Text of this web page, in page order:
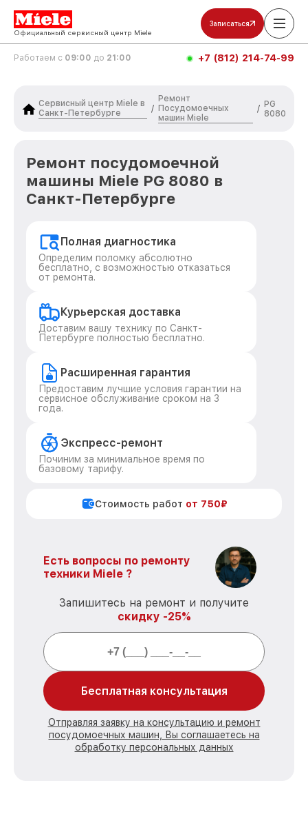
Официальный сервисный центр Miele
Записаться
Работаем с 09:00 до 21:00 +7 (812) 214-74-99
Сервисный центр Miele в
Санкт-Петербурге
/
Ремонт
Посудомоечных
машин Miele
/ PG
8080
Ремонт посудомоечной
машины Miele PG 8080 в
Санкт-Петербурге
Полная диагностика
Определим поломку абсолютно
бесплатно, с возможностью отказаться
от ремонта.
Курьерская доставка
Доставим вашу технику по Санкт-
Петербурге полностью бесплатно.
Расширенная гарантия
Предоставим лучшие условия гарантии на
сервисное обслуживание сроком на 3
года.
Экспресс-ремонт
Починим за минимальное время по
базовому тарифу.
Стоимость работ от 750₽
Есть вопросы по ремонту
техники Miele ?
Запишитесь на ремонт и получите
скидку -25%
Бесплатная консультация
Отправляя заявку на консультацию и ремонт
посудомоечных машин, Вы соглашаетесь на
обработку персональных данных